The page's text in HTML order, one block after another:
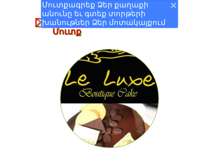
Մուտքագրեք Ձեր քաղաքի
անունը եւ գտեք տորթերի
խանութներ Ձեր մոտակայքում
Դառնալ Խանութ Գրանցվել
Մուտք